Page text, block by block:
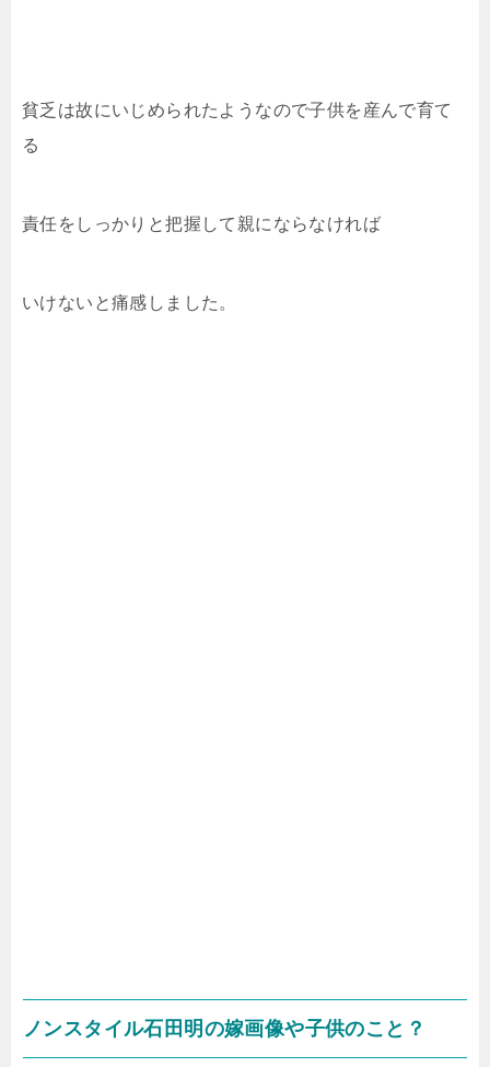
貧乏は故にいじめられたようなので子供を産んで育て
る
責任をしっかりと把握して親にならなければ
いけないと痛感しました。
ノンスタイル石田明の嫁画像や子供のこと？